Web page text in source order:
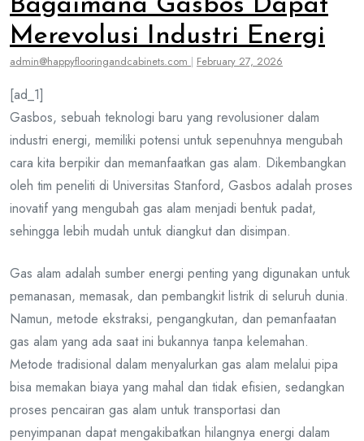
Bagaimana Gasbos Dapat
Merevolusi Industri Energi
admin@happyflooringandcabinets.com | February 27, 2026
[ad_1]
Gasbos, sebuah teknologi baru yang revolusioner dalam
industri energi, memiliki potensi untuk sepenuhnya mengubah
cara kita berpikir dan memanfaatkan gas alam. Dikembangkan
oleh tim peneliti di Universitas Stanford, Gasbos adalah proses
inovatif yang mengubah gas alam menjadi bentuk padat,
sehingga lebih mudah untuk diangkut dan disimpan.
Gas alam adalah sumber energi penting yang digunakan untuk
pemanasan, memasak, dan pembangkit listrik di seluruh dunia.
Namun, metode ekstraksi, pengangkutan, dan pemanfaatan
gas alam yang ada saat ini bukannya tanpa kelemahan.
Metode tradisional dalam menyalurkan gas alam melalui pipa
bisa memakan biaya yang mahal dan tidak efisien, sedangkan
proses pencairan gas alam untuk transportasi dan
penyimpanan dapat mengakibatkan hilangnya energi dalam